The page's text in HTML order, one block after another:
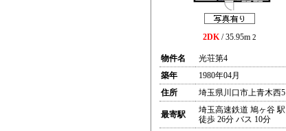
2DK/ 35.95m 2
物件名
光荘第4
築年
1980年04月
住所
埼玉県川口市上青木西5
最寄駅
埼玉高速鉄道 鳩ヶ谷 駅
徒歩 26分 バス 10分